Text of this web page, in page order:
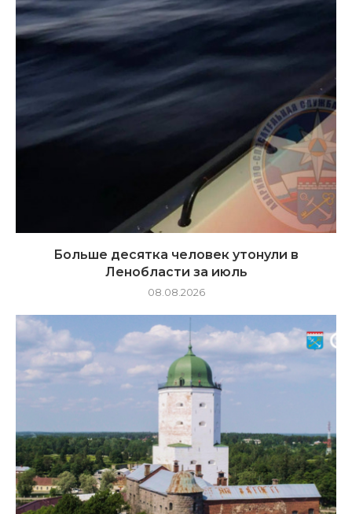
Больше десятка человек утонули в
Ленобласти за июль
08.08.2026